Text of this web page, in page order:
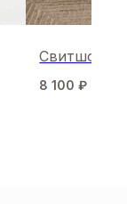
Свитшот
8 100 ₽